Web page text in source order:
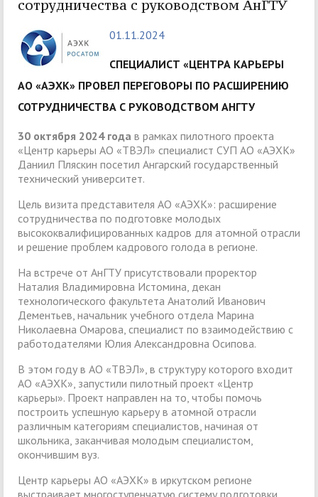
сотрудничества с руководством АнГТУ
01.11.2024
СПЕЦИАЛИСТ «ЦЕНТРА КАРЬЕРЫ
АО «АЭХК» ПРОВЕЛ ПЕРЕГОВОРЫ ПО РАСШИРЕНИЮ
СОТРУДНИЧЕСТВА С РУКОВОДСТВОМ АНГТУ
30 октября 2024 года в рамках пилотного проекта
«Центр карьеры АО «ТВЭЛ» специалист СУП АО «АЭХК»
Даниил Пляскин посетил Ангарский государственный
технический университет.
Цель визита представителя АО «АЭХК»: расширение
сотрудничества по подготовке молодых
высококвалифицированных кадров для атомной отрасли
и решение проблем кадрового голода в регионе.
На встрече от АнГТУ присутствовали проректор
Наталия Владимировна Истомина, декан
технологического факультета Анатолий Иванович
Дементьев, начальник учебного отдела Марина
Николаевна Омарова, специалист по взаимодействию с
работодателями Юлия Александровна Осипова.
В этом году в АО «ТВЭЛ», в структуру которого входит
АО «АЭХК», запустили пилотный проект «Центр
карьеры». Проект направлен на то, чтобы помочь
построить успешную карьеру в атомной отрасли
различным категориям специалистов, начиная от
школьника, заканчивая молодым специалистом,
окончившим вуз.
Центр карьеры АО «АЭХК» в иркутском регионе